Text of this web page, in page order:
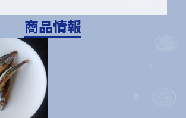
商品情報